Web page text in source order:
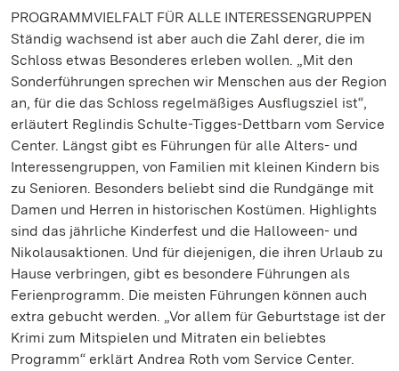
PROGRAMMVIELFALT FÜR ALLE INTERESSENGRUPPEN
Ständig wachsend ist aber auch die Zahl derer, die im
Schloss etwas Besonderes erleben wollen. „Mit den
Sonderführungen sprechen wir Menschen aus der Region
an, für die das Schloss regelmäßiges Ausflugsziel ist“,
erläutert Reglindis Schulte-Tigges-Dettbarn vom Service
Center. Längst gibt es Führungen für alle Alters- und
Interessengruppen, von Familien mit kleinen Kindern bis
zu Senioren. Besonders beliebt sind die Rundgänge mit
Damen und Herren in historischen Kostümen. Highlights
sind das jährliche Kinderfest und die Halloween- und
Nikolausaktionen. Und für diejenigen, die ihren Urlaub zu
Hause verbringen, gibt es besondere Führungen als
Ferienprogramm. Die meisten Führungen können auch
extra gebucht werden. „Vor allem für Geburtstage ist der
Krimi zum Mitspielen und Mitraten ein beliebtes
Programm“ erklärt Andrea Roth vom Service Center.